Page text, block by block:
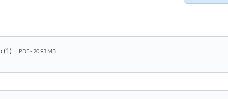
(1) PDF - 20,93 MB